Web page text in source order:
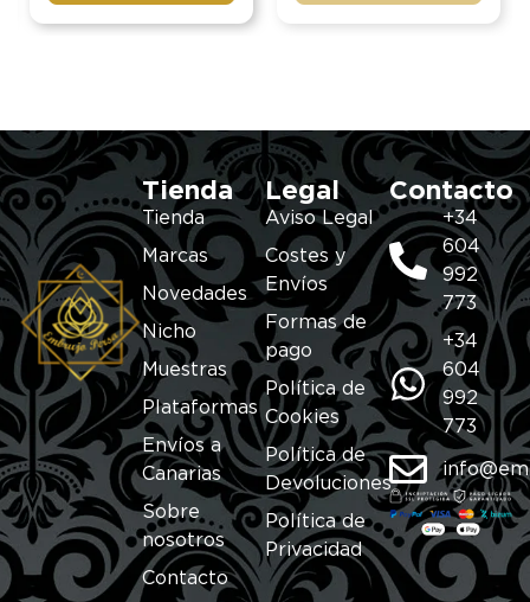
Tienda
Tienda
Marcas
Novedades
Nicho
Muestras
Plataformas
Envíos a
Canarias
Sobre
nosotros
Contacto
Legal
Aviso Legal
Costes y
Envíos
Formas de
pago
Política de
Cookies
Política de
Devoluciones
Política de
Privacidad
Contacto
+34
604
992
773
+34
604
992
773